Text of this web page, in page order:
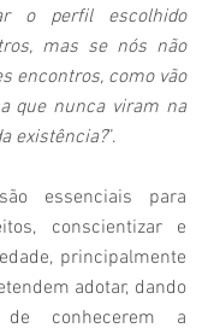
o perfil escolhido
mas se nós não
encontros, como vão
que nunca viram na
existência?”.
essenciais para
conscientizar e
principalmente
adotar, dando
conhecerem a